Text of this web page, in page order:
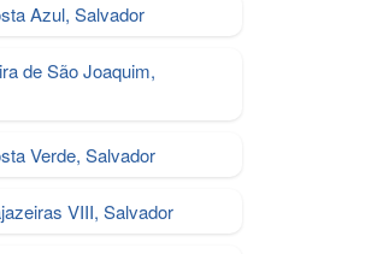
Azul, Salvador
de São Joaquim,
Verde, Salvador
VIII, Salvador